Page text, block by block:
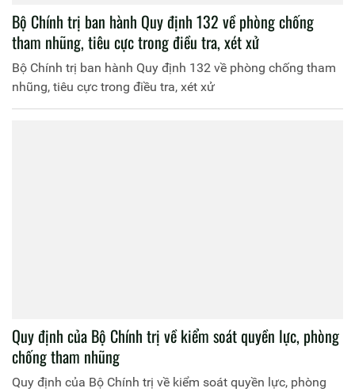
Bộ Chính trị ban hành Quy định 132 về phòng chống
tham nhũng, tiêu cực trong điều tra, xét xử
Bộ Chính trị ban hành Quy định 132 về phòng chống tham
nhũng, tiêu cực trong điều tra, xét xử
Quy định của Bộ Chính trị về kiểm soát quyền lực, phòng
chống tham nhũng
Quy định của Bộ Chính trị về kiểm soát quyền lực, phòng